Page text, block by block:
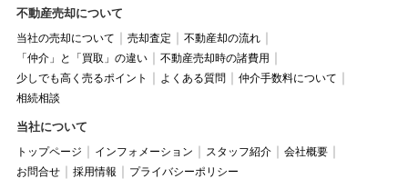
不動産売却について
当社の売却について 売却査定
不動産却の流れ
「仲介」と「買取」の違い
不動産売却時の諸費用
少しでも高く売るポイント
よくある質問
仲介手数料について
相続相談
当社について
トップページ インフォメーション スタッフ紹介
会社概要
お問合せ
採用情報 プライバシーポリシー